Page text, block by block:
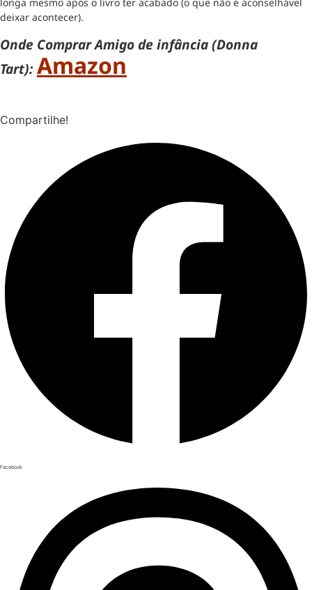
deixar acontecer).
Onde Comprar Amigo de infância (Donna
Tart):Amazon
Compartilhe!
Facebook